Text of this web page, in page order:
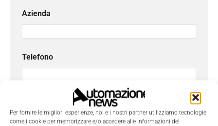
Per fornire le migliori esperienze, noi e i nostri partner utilizziamo tecnologie
come i cookie per memorizzare e/o accedere alle informazioni del
Azienda
Telefono